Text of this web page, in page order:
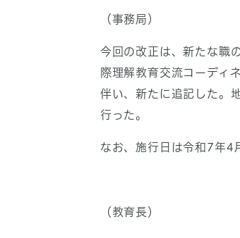
（事務局）
今回の改正は、新たな職
際理解教育交流コーディ
伴い、新たに追記した。
行った。
なお、施行日は令和7年4
（教育長）